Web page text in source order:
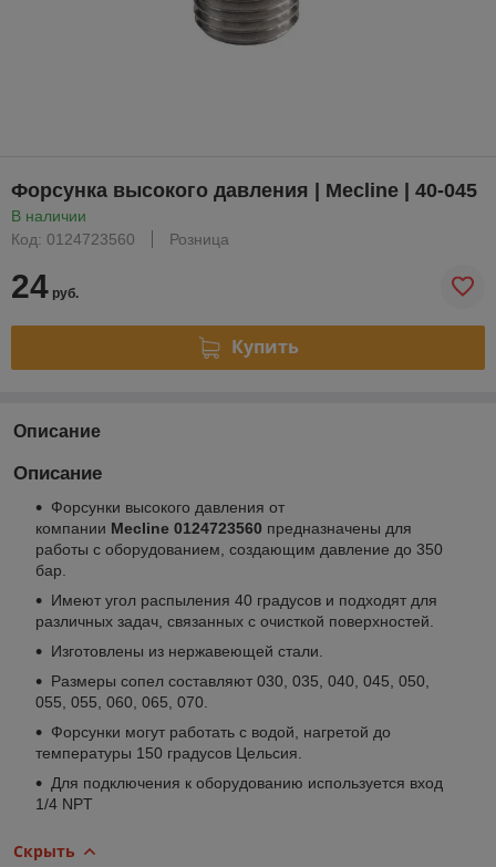
Форсунка высокого давления | Mecline | 40-045
В наличии
Код: 0124723560
Розница
24 руб.
Купить
Описание
Описание
Форсунки высокого давления от
компании Mecline 0124723560 предназначены для
работы с оборудованием, создающим давление до 350
бар.
Имеют угол распыления 40 градусов и подходят для
различных задач, связанных с очисткой поверхностей.
Изготовлены из нержавеющей стали.
Размеры сопел составляют 030, 035, 040, 045, 050,
055, 055, 060, 065, 070.
Форсунки могут работать с водой, нагретой до
температуры 150 градусов Цельсия.
Для подключения к оборудованию используется вход
1/4 NPT
Скрыть